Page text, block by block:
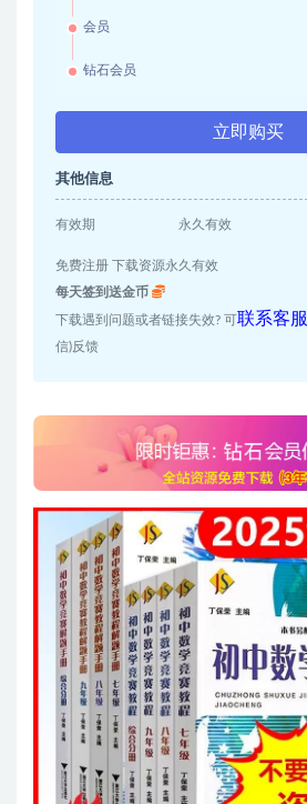
会员
钻石会员
立即购买
其他信息
有效期 永久有效
免费注册 下载资源永久有效
每天签到送金币
下载遇到问题或者链接失效? 可 联系客服
信)反馈